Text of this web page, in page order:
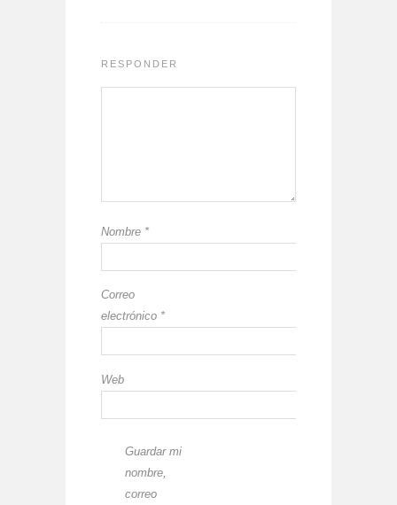
RESPONDER
Nombre *
Correo
electrónico *
Web
Guardar mi
nombre,
correo